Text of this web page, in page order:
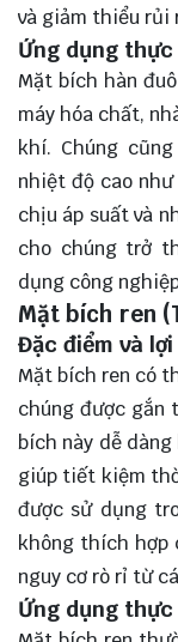
và giảm thiểu rủi
Ứng dụng
Mặt bích hàn
máy hóa chất,
khí. Chúng
nhiệt độ cao
chịu áp suất và
cho chúng trở
dụng công
Mặt bích ren
Đặc điểm và
Mặt bích ren có
chúng được gắn
bích này dễ
giúp tiết kiệm
được sử dụng
không thích hợp
nguy cơ rò rỉ từ
Ứng dụng